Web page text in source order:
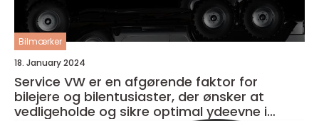
Bilmærker
18. January 2024
Service VW er en afgørende faktor for
bilejere og bilentusiaster, der ønsker at
vedligeholde og sikre optimal ydeevne i